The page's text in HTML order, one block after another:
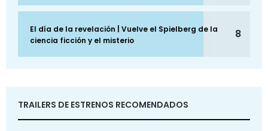
El día de la revelación | Vuelve el Spielberg de la
ciencia ficción y el misterio
8
TRAILERS DE ESTRENOS RECOMENDADOS